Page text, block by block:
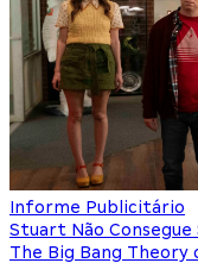
Informe Publicitário
Stuart Não
The Big Bang Theory